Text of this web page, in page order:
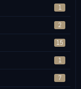
1
2
15
1
7